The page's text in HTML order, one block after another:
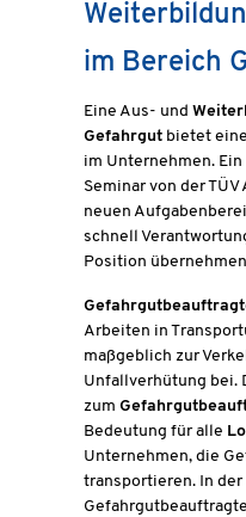
im Bereich
Eine Aus- und
Gefahrgut bietet
im Unternehmen.
Seminar von der
neuen
schnell
Position
Arbeiten in
maßgeblich zur
Unfallverhütung bei.
zum
Bedeutung für alle
Unternehmen, die
transportieren. In der